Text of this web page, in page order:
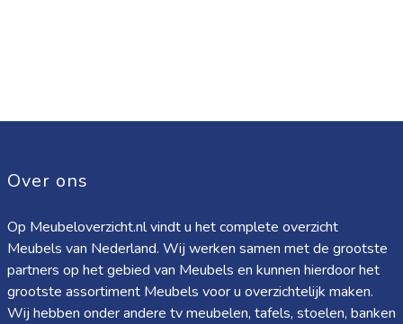
Over ons
Op Meubeloverzicht.nl vindt u het complete overzicht
Meubels van Nederland. Wij werken samen met de grootste
partners op het gebied van Meubels en kunnen hierdoor het
grootste assortiment Meubels voor u overzichtelijk maken.
Wij hebben onder andere tv meubelen, tafels, stoelen, banken